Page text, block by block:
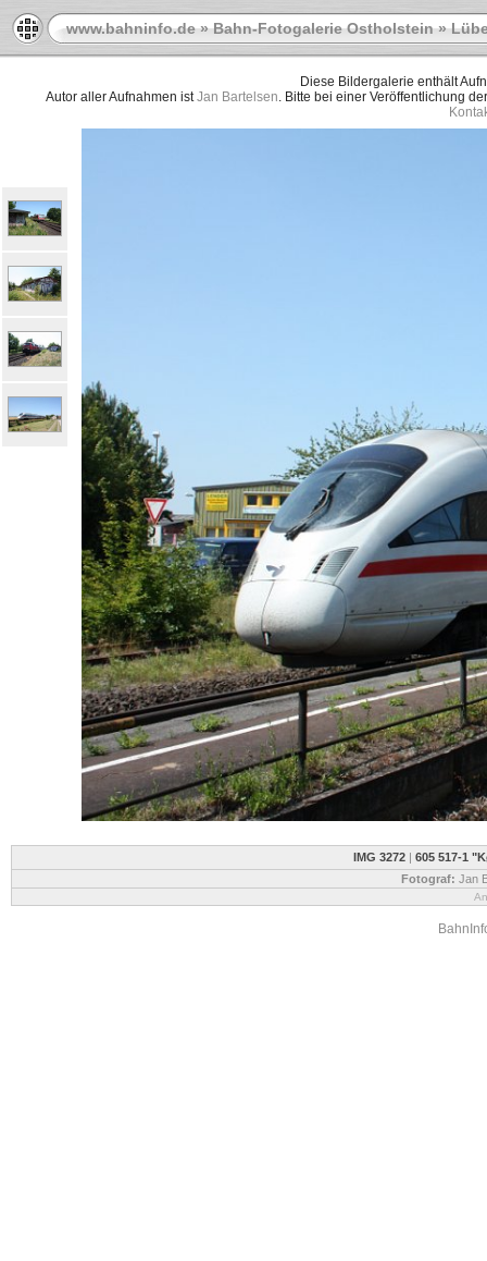
www.bahninfo.de»Bahn-Fotogalerie Ostholstein»
Diese Bildergalerie enthält
Autor aller Aufnahmen istJan Bartelsen. Bitte bei einer Veröffentlichung
IMG 3272| 605 517-1
Fotograf: Jan